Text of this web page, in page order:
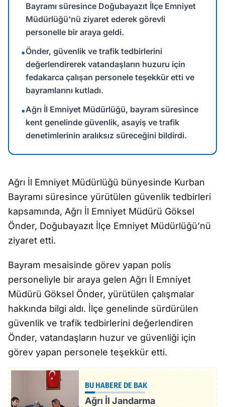
Bayramı süresince Doğubayazıt İlçe Emniyet
Müdürlüğü'nü ziyaret ederek görevli
personelle bir araya geldi.
•Önder, güvenlik ve trafik tedbirlerini
değerlendirerek vatandaşların huzuru için
fedakarca çalışan personele teşekkür etti ve
bayramlarını kutladı.
•Ağrı İl Emniyet Müdürlüğü, bayram süresince
kent genelinde güvenlik, asayiş ve trafik
denetimlerinin aralıksız süreceğini bildirdi.
Ağrı İl Emniyet Müdürlüğü bünyesinde Kurban
Bayramı süresince yürütülen güvenlik tedbirleri
kapsamında, Ağrı İl Emniyet Müdürü Göksel
Önder, Doğubayazıt İlçe Emniyet Müdürlüğü’nü
ziyaret etti.
Bayram mesaisinde görev yapan polis
personeliyle bir araya gelen Ağrı İl Emniyet
Müdürü Göksel Önder, yürütülen çalışmalar
hakkında bilgi aldı. İlçe genelinde sürdürülen
güvenlik ve trafik tedbirlerini değerlendiren
Önder, vatandaşların huzur ve güvenliği için
görev yapan personele teşekkür etti.
BU HABERE DE BAK
Ağrı İl Jandarma